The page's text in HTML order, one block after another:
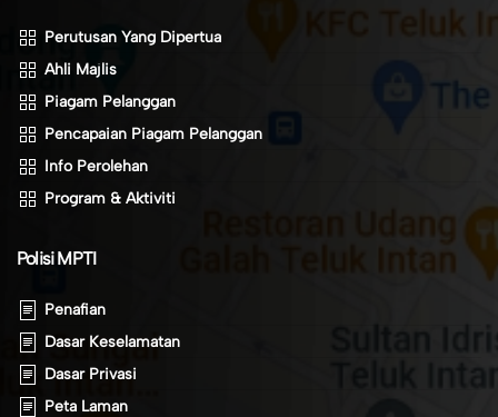
Perutusan Yang Dipertua
Ahli Majlis
Piagam Pelanggan
Pencapaian Piagam Pelanggan
Info Perolehan
Program & Aktiviti
Polisi MPTI
Penafian
Dasar Keselamatan
Dasar Privasi
Peta Laman